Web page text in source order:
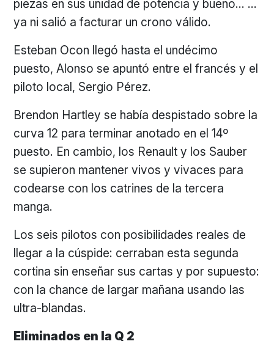
piezas en sus unidad de potencia y bueno… …
ya ni salió a facturar un crono válido.
Esteban Ocon llegó hasta el undécimo
puesto, Alonso se apuntó entre el francés y el
piloto local, Sergio Pérez.
Brendon Hartley se había despistado sobre la
curva 12 para terminar anotado en el 14º
puesto. En cambio, los Renault y los Sauber
se supieron mantener vivos y vivaces para
codearse con los catrines de la tercera
manga.
Los seis pilotos con posibilidades reales de
llegar a la cúspide: cerraban esta segunda
cortina sin enseñar sus cartas y por supuesto:
con la chance de largar mañana usando las
ultra-blandas.
Eliminados en la Q 2